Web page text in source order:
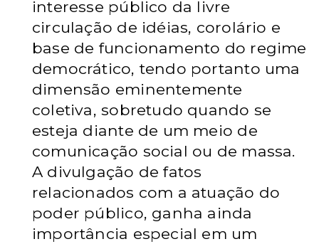
interesse público da livre
circulação de idéias, corolário e
base de funcionamento do regime
democrático, tendo portanto uma
dimensão eminentemente
coletiva, sobretudo quando se
esteja diante de um meio de
comunicação social ou de massa.
A divulgação de fatos
relacionados com a atuação do
poder público, ganha ainda
importância especial em um